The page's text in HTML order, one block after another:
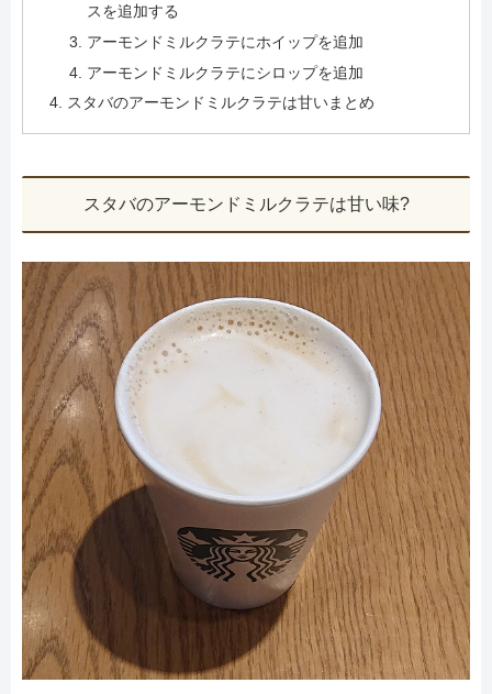
スを追加する
アーモンドミルクラテにホイップを追加
アーモンドミルクラテにシロップを追加
スタバのアーモンドミルクラテは甘いまとめ
スタバのアーモンドミルクラテは甘い味?